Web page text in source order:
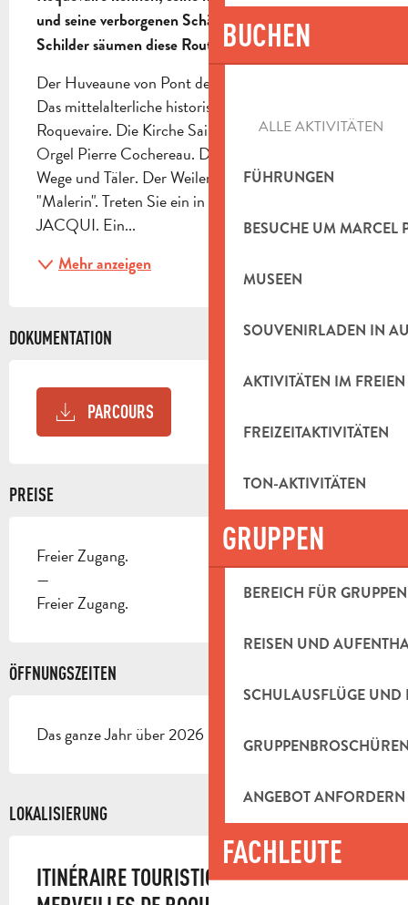
BUCHEN
ALLE AKTIVITÄTEN
FÜHRUNGEN
BESUCHE UM MARCEL
MUSEEN
SOUVENIRLADEN IN
AKTIVITÄTEN IM FREIEN
FREIZEITAKTIVITÄTEN
TON-AKTIVITÄTEN
GRUPPEN
BEREICH FÜR GRUPPEN
REISEN UND
SCHULAUSFLÜGE UND
ANGEBOT ANFORDERN
FACHLEUTE
und seine verborgenen Schätze.
Schilder säumen diese Route.
Der Huveaune von Pont de Joux bis Pont de l'Etoile.
Das mittelalterliche historische Zentrum von
Roquevaire. Die Kirche Saint-Vincent und ihre
Orgel Pierre Cochereau. Das Garlaban-Massiv
Wege und Täler. Der Weiler Lascours. Das Haus der
"Malerin". Treten Sie ein in die Welt von Madame
JACQUI. Ein...
Mehr anzeigen
DOKUMENTATION
PARCOURS
PREISE
Freier Zugang.
—
Freier Zugang.
ÖFFNUNGSZEITEN
Das ganze Jahr über 2026 - Geöffnet jeden tag
LOKALISIERUNG
ITINÉRAIRE TOURISTIQUE - LES « 7